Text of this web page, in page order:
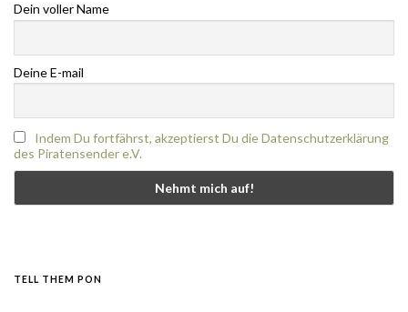
Dein voller Name
Deine E-mail
Indem Du fortfährst, akzeptierst Du die Datenschutzerklärung
des Piratensender e.V.
TELL THEM PON